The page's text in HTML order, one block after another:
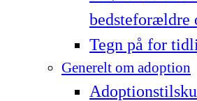
bedsteforældre
Tegn på for
Generelt om adoption